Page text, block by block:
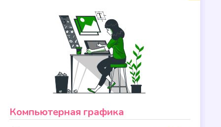
Компьютерная графика